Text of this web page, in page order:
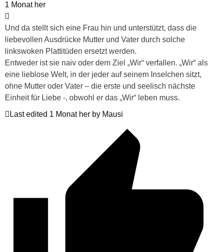
1 Monat her
Und da stellt sich eine Frau hin und unterstützt, dass die
liebevollen Ausdrücke Mutter und Vater durch solche
linkswoken Plattitüden ersetzt werden.
Entweder ist sie naiv oder dem Ziel „Wir“ verfallen. „Wir“ als
eine lieblose Welt, in der jeder auf seinem Inselchen sitzt,
ohne Mutter oder Vater – die erste und seelisch nächste
Einheit für Liebe -, obwohl er das „Wir“ leben muss.
Last edited 1 Monat her by Mausi